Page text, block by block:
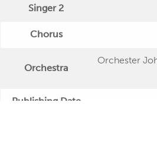
Singer 2
Chorus
Orchestra
Orchester
Publishing Date